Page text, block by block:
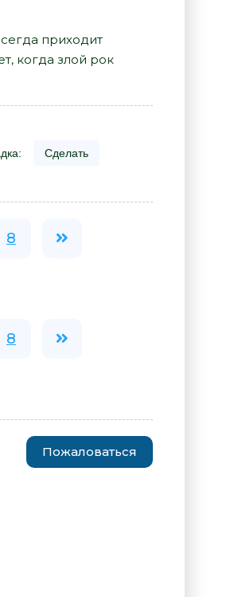
приходит
когда злой рок
Сделать
8
8
Пожаловаться